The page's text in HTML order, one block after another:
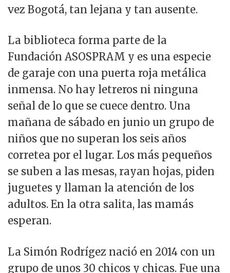
vez Bogotá, tan lejana y tan ausente.
La biblioteca forma parte de la
Fundación ASOSPRAM y es una especie
de garaje con una puerta roja metálica
inmensa. No hay letreros ni ninguna
señal de lo que se cuece dentro. Una
mañana de sábado en junio un grupo de
niños que no superan los seis años
corretea por el lugar. Los más pequeños
se suben a las mesas, rayan hojas, piden
juguetes y llaman la atención de los
adultos. En la otra salita, las mamás
esperan.
La Simón Rodrígez nació en 2014 con un
grupo de unos 30 chicos y chicas. Fue una